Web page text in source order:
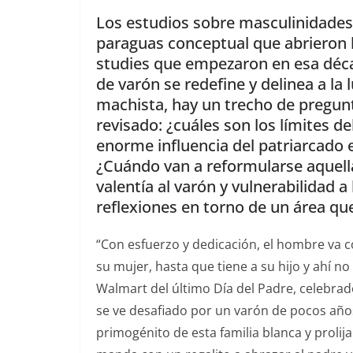
Los estudios sobre
paraguas conceptual que abrieron
studies que empezaron en esa
de varón se redefine y delinea a
machista, hay un trecho de
revisado: ¿cuáles son los límites
enorme influencia del patriarcado
¿Cuándo van a reformularse
valentía al varón y vulnerabilidad
reflexiones en torno de un área
“Con esfuerzo y dedicación, el hombre va
su mujer, hasta que tiene a su hijo y ahí
Walmart del último Día del Padre,
se ve desafiado por un varón de pocos
primogénito de esta familia blanca y